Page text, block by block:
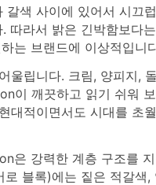
갈색 사이에 있어서 시끄
따라서 밝은 긴박함보다
는 브랜드에 이상적입니
울립니다. 크림, 양피지,
이 깨끗하고 읽기 쉬워
대적이면서도 시대를 초
은 강력한 계층 구조를
로 블록)에는 짙은 적갈색,